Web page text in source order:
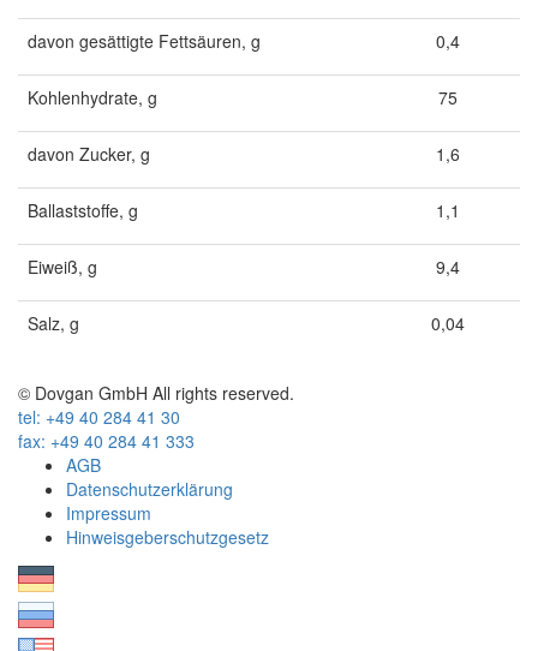
davon gesättigte Fettsäuren, g 0,4
Kohlenhydrate, g 75
davon Zucker, g 1,6
Ballaststoffe, g 1,1
Eiweiß, g 9,4
Salz, g 0,04
© Dovgan GmbH All rights reserved.
tel: +49 40 284 41 30
fax: +49 40 284 41 333
AGB
Datenschutzerklärung
Impressum
Hinweisgeberschutzgesetz